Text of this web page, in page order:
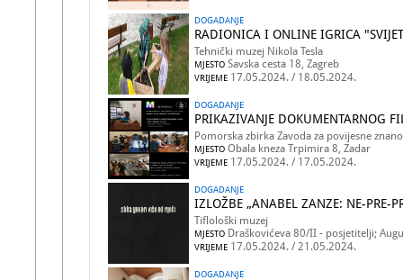
DOGADANJE
RADIONICA I ONLINE IGRICA
Tehnički muzej Nikola Tesla
MJESTO Savska cesta 18, Zagreb
VRIJEME 17.05.2024. / 18.05.2024.
DOGADANJE
PRIKAZIVANJE DOKUMENTARNOG
Pomorska zbirka Zavoda za povijesne
MJESTO Obala kneza Trpimira 8, Zadar
VRIJEME 17.05.2024. / 17.05.2024.
DOGADANJE
IZLOŽBE „ANABEL ZANZE: NE-PRE-
Tiflološki muzej
MJESTO Draškovićeva 80/II - posjetitelji;
VRIJEME 17.05.2024. / 21.05.2024.
DOGADANJE